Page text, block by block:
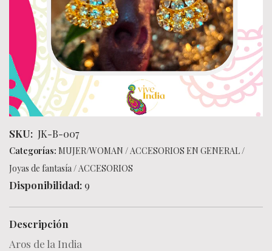
SKU: JK-B-007
Categorías: MUJER/WOMAN /ACCESORIOS EN GENERAL/
Joyas de fantasía/ACCESORIOS
Disponibilidad: 9
Descripción
Aros de la India